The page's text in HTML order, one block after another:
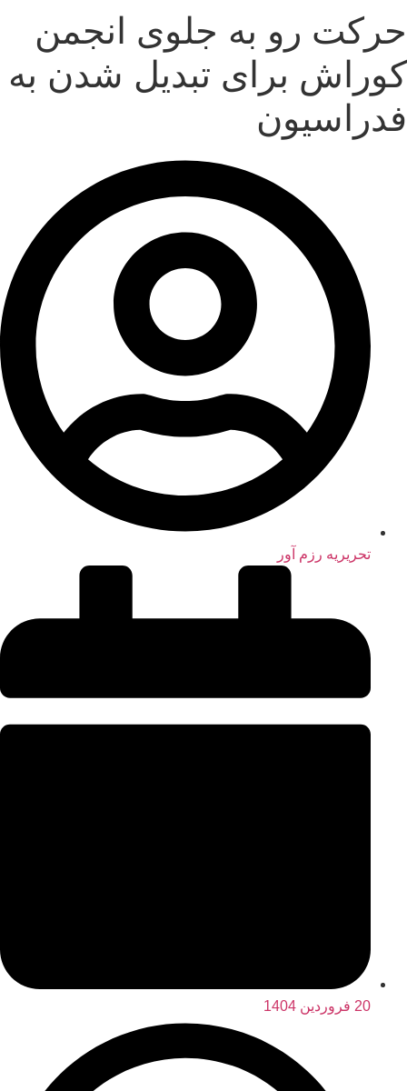
حرکت رو به جلوی انجمن
کوراش برای تبدیل شدن به
فدراسیون
تحریریه رزم آور
20 فروردین 1404